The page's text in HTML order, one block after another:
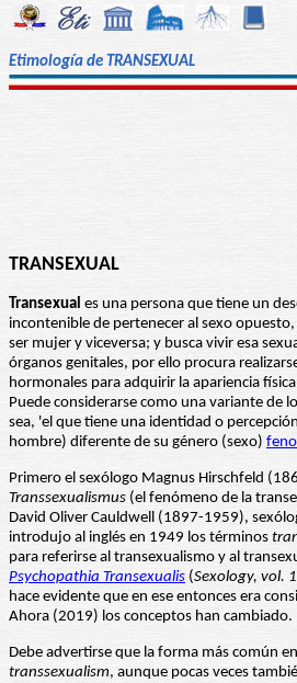
Etimología de TRANSEXUAL
TRANSEXUAL
Transexual es una persona que tiene un
incontenible de pertenecer al sexo
ser mujer y viceversa; y busca vivir esa
órganos genitales, por ello procura
hormonales para adquirir la apariencia
Puede considerarse como una variante de
sea, 'el que tiene una identidad o
hombre) diferente de su género (sexo)
Primero el sexólogo Magnus Hirschfeld
Transsexualismus (el fenómeno de la
David Oliver Cauldwell (1897-1959),
introdujo al inglés en 1949 los términos
para referirse al transexualismo y al
Psychopathia Transexualis (Sexology, vol.
hace evidente que en ese entonces era
Ahora (2019) los conceptos han cambiado.
Debe advertirse que la forma más común
transsexualism, aunque pocas veces